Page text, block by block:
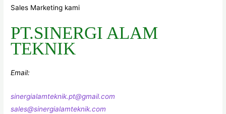
Sales Marketing kami
PT.SINERGI ALAM
TEKNIK
Email:
sinergialamteknik.pt@gmail.com
sales@sinergialamteknik.com